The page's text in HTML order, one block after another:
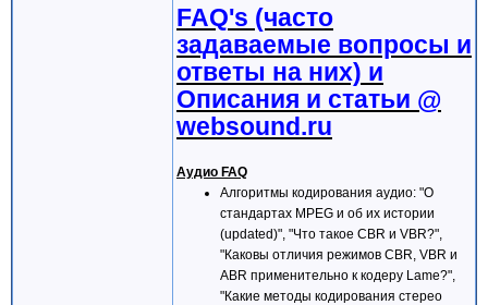
hr = pimc->Run();
if(FAILED(hr)) return hr;
hr = pigb-
if(FAILED(hr)) return hr;
for(;;){
Sleep(50);
if(kbhit()){
if(nKey == 27) break;
}
REFTIME pos;
pimp->get_CurrentPosition(&pos);
FAQ's (часто
задаваемые вопросы и
ответы на них) и
Описания и статьи @
websound.ru
Аудио FAQ
Алгоритмы кодирования аудио: "О
стандартах MPEG и об их истории
(updated)", "Что такое CBR и VBR?",
"Каковы отличия режимов CBR, VBR и
ABR применительно к кодеру Lame?",
"Какие методы кодирования стерео